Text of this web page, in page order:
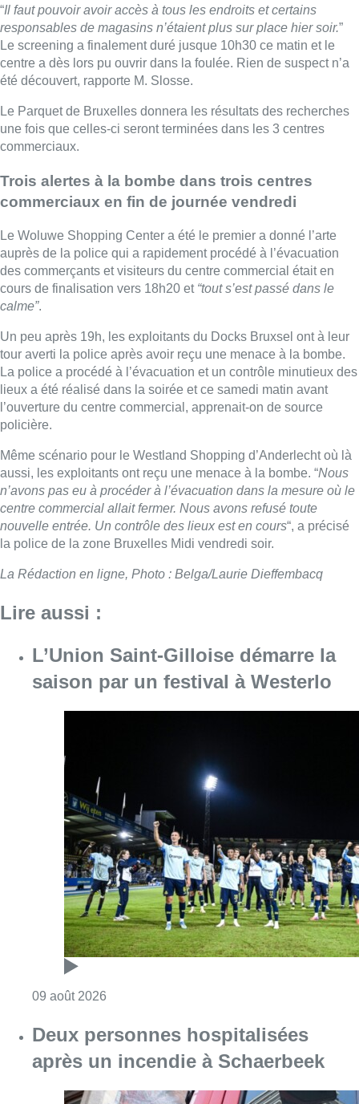
“Il faut pouvoir avoir accès à tous les endroits et certains
responsables de magasins n’étaient plus sur place hier soir.”
Le screening a finalement duré jusque 10h30 ce matin et le
centre a dès lors pu ouvrir dans la foulée. Rien de suspect n’a
été découvert, rapporte M. Slosse.
Le Parquet de Bruxelles donnera les résultats des recherches
une fois que celles-ci seront terminées dans les 3 centres
commerciaux.
Trois alertes à la bombe dans trois centres
commerciaux en fin de journée vendredi
Le Woluwe Shopping Center a été le premier a donné l’arte
auprès de la police qui a rapidement procédé à l’évacuation
des commerçants et visiteurs du centre commercial était en
cours de finalisation vers 18h20 et “tout s’est passé dans le
calme”.
Un peu après 19h, les exploitants du Docks Bruxsel ont à leur
tour averti la police après avoir reçu une menace à la bombe.
La police a procédé à l’évacuation et un contrôle minutieux des
lieux a été réalisé dans la soirée et ce samedi matin avant
l’ouverture du centre commercial, apprenait-on de source
policière.
Même scénario pour le Westland Shopping d’Anderlecht où là
aussi, les exploitants ont reçu une menace à la bombe. “Nous
n’avons pas eu à procéder à l’évacuation dans la mesure où le
centre commercial allait fermer. Nous avons refusé toute
nouvelle entrée. Un contrôle des lieux est en cours“, a précisé
la police de la zone Bruxelles Midi vendredi soir.
La Rédaction en ligne, Photo : Belga/Laurie Dieffembacq
Lire aussi :
L’Union Saint-Gilloise démarre la
saison par un festival à Westerlo
09 août 2026
Deux personnes hospitalisées
après un incendie à Schaerbeek